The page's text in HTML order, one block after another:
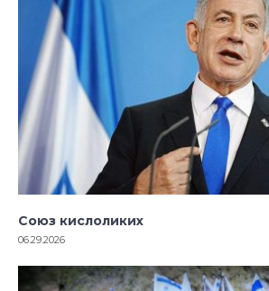
Союз кислоликих
06.29.2026